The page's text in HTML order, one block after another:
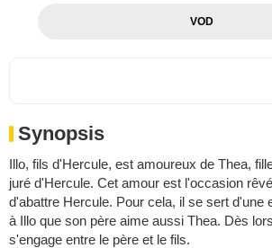
VOD
Synopsis
Illo, fils d'Hercule, est amoureux de Thea,
juré d'Hercule. Cet amour est l'occasion
d'abattre Hercule. Pour cela, il se sert d'une
à Illo que son père aime aussi Thea. Dès
s'engage entre le père et le fils.